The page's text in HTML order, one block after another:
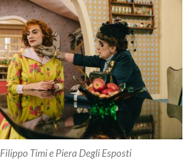
Filippo Timi e Piera Degli Esposti